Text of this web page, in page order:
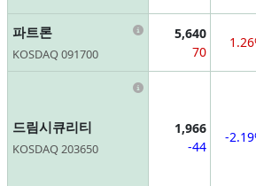
파트론
KOSDAQ 091700
Information
5,640
70
드림시큐리티
KOSDAQ 203650
Information
1,966
-44
-